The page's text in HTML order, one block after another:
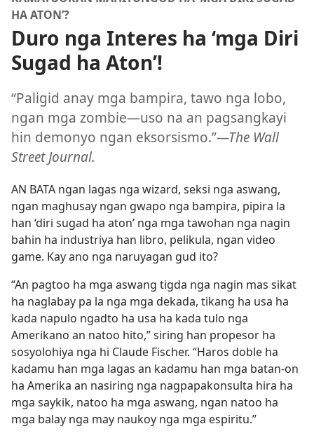
HA ATON’?
Duro nga Interes ha ‘mga Diri
Sugad ha Aton’!
“Paligid anay mga bampira, tawo nga lobo,
ngan mga zombie​—uso na an pagsangkayi
hin demonyo ngan eksorsismo.”​—The Wall
Street Journal.
AN BATA ngan lagas nga wizard, seksi nga aswang,
ngan maghusay ngan gwapo nga bampira, pipira la
han ‘diri sugad ha aton’ nga mga tawohan nga nagin
bahin ha industriya han libro, pelikula, ngan video
game. Kay ano nga naruyagan gud ito?
“An pagtoo ha mga aswang tigda nga nagin mas sikat
ha naglabay pa la nga mga dekada, tikang ha usa ha
kada napulo ngadto ha usa ha kada tulo nga
Amerikano an natoo hito,” siring han propesor ha
sosyolohiya nga hi Claude Fischer. “Haros doble ha
kadamu han mga lagas an kadamu han mga batan-on
ha Amerika an nasiring nga nagpapakonsulta hira ha
mga saykik, natoo ha mga aswang, ngan natoo ha
mga balay nga may naukoy nga mga espiritu.”